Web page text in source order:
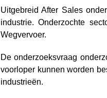
Uitgebreid After Sales
industrie. Onderzochte
Wegvervoer.
De onderzoeksvraag
voorloper kunnen worden
industrieën.